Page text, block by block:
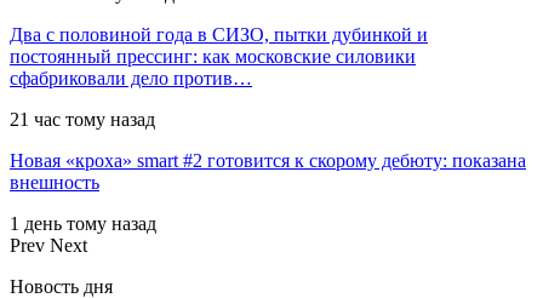
Два с половиной года в СИЗО, пытки дубинкой и
постоянный прессинг: как московские силовики
сфабриковали дело против…
21 час тому назад
Новая «кроха» smart #2 готовится к скорому дебюту: показана
внешность
1 день тому назад
Prev Next
Новость дня